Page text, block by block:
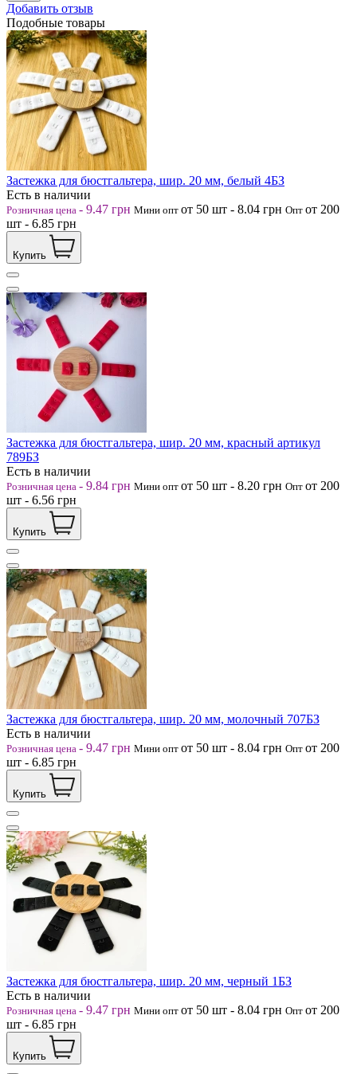
Добавить отзыв
Подобные товары
Застежка для бюстгальтера, шир. 20 мм, белый 4БЗ
Есть в наличии
Розничная цена - 9.47 грн Мини опт от 50 шт - 8.04 грн Опт от 200
шт - 6.85 грн
Купить
Застежка для бюстгальтера, шир. 20 мм, красный артикул
789БЗ
Есть в наличии
Розничная цена - 9.84 грн Мини опт от 50 шт - 8.20 грн Опт от 200
шт - 6.56 грн
Купить
Застежка для бюстгальтера, шир. 20 мм, молочный 707БЗ
Есть в наличии
Розничная цена - 9.47 грн Мини опт от 50 шт - 8.04 грн Опт от 200
шт - 6.85 грн
Купить
Застежка для бюстгальтера, шир. 20 мм, черный 1БЗ
Есть в наличии
Розничная цена - 9.47 грн Мини опт от 50 шт - 8.04 грн Опт от 200
шт - 6.85 грн
Купить